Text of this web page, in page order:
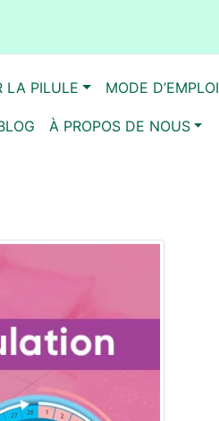
LA PILULE MODE D’EMPLOI
À PROPOS DE NOUS